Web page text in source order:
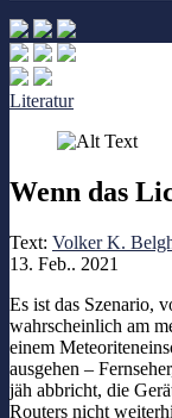
Literatur
Wenn das
Text: Volker K.
13. Feb.. 2021
Es ist das Szenario,
wahrscheinlich am
einem
ausgehen –
jäh abbricht, die
Routers nicht